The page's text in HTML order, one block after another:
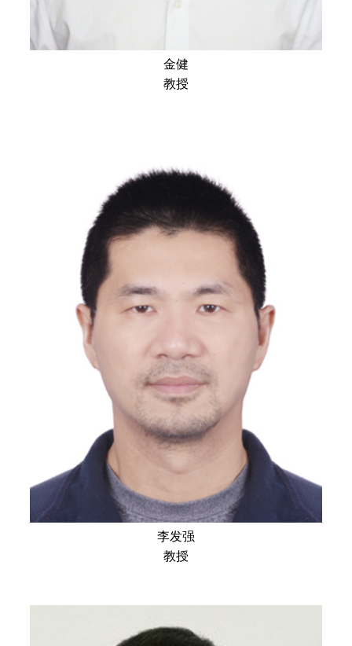
金健
教授
李发强
教授